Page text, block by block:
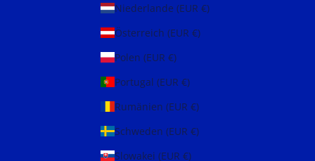
Niederlande (EUR €)
Österreich (EUR €)
Polen (EUR €)
Portugal (EUR €)
Rumänien (EUR €)
Schweden (EUR €)
Slowakei (EUR €)